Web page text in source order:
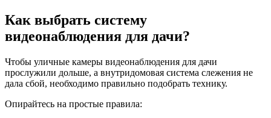
Как выбрать систему
видеонаблюдения для дачи?
Чтобы уличные камеры видеонаблюдения для дачи
прослужили дольше, а внутридомовая система слежения не
дала сбой, необходимо правильно подобрать технику.
Опирайтесь на простые правила: